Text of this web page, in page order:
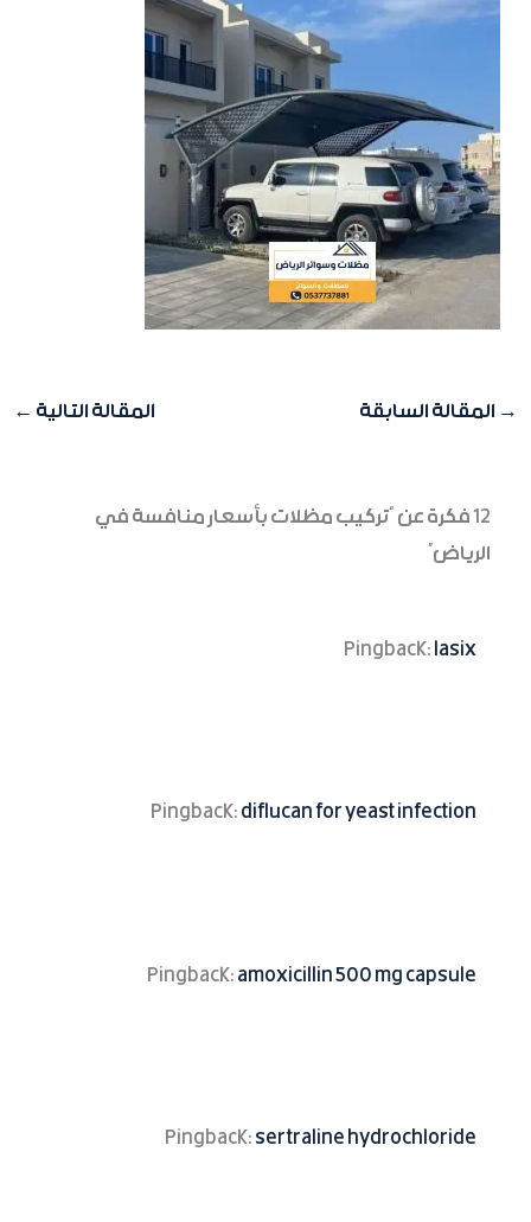
→المقالة السابقة المقالة التالية←
12 فكرة عن “تركيب مظلات بأسعار منافسة في
الرياض”
Pingback:lasix
Pingback:diflucan for yeast infection
Pingback:amoxicillin 500 mg capsule
Pingback:sertraline hydrochloride